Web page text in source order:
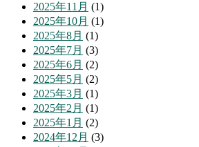
2025年11月 (1)
2025年10月 (1)
2025年8月 (1)
2025年7月 (3)
2025年6月 (2)
2025年5月 (2)
2025年3月 (1)
2025年2月 (1)
2025年1月 (2)
2024年12月 (3)